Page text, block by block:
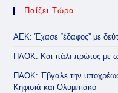
Παίζει Τώρα ..
ΑΕΚ: Έχασε “έδαφος” με
ΠΑΟΚ: Και πάλι πρώτος με
ΠΑΟΚ: Έβγαλε την
Κηφισιά και Ολυμπιακό